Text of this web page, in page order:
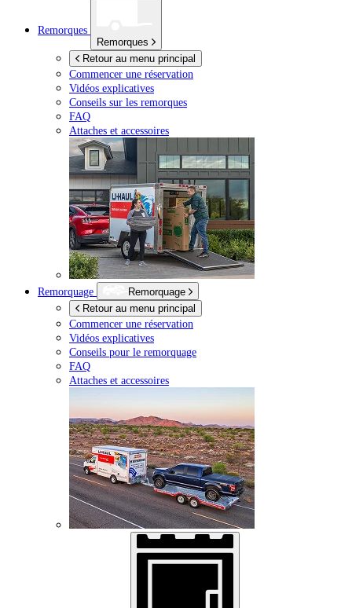
Remorques
Remorques
Retour au menu principal
Commencer une réservation
Vidéos explicatives
Conseils sur les remorques
FAQ
Attaches et accessoires
Remorquage
Remorquage
Retour au menu principal
Commencer une réservation
Vidéos explicatives
Conseils pour le remorquage
FAQ
Attaches et accessoires